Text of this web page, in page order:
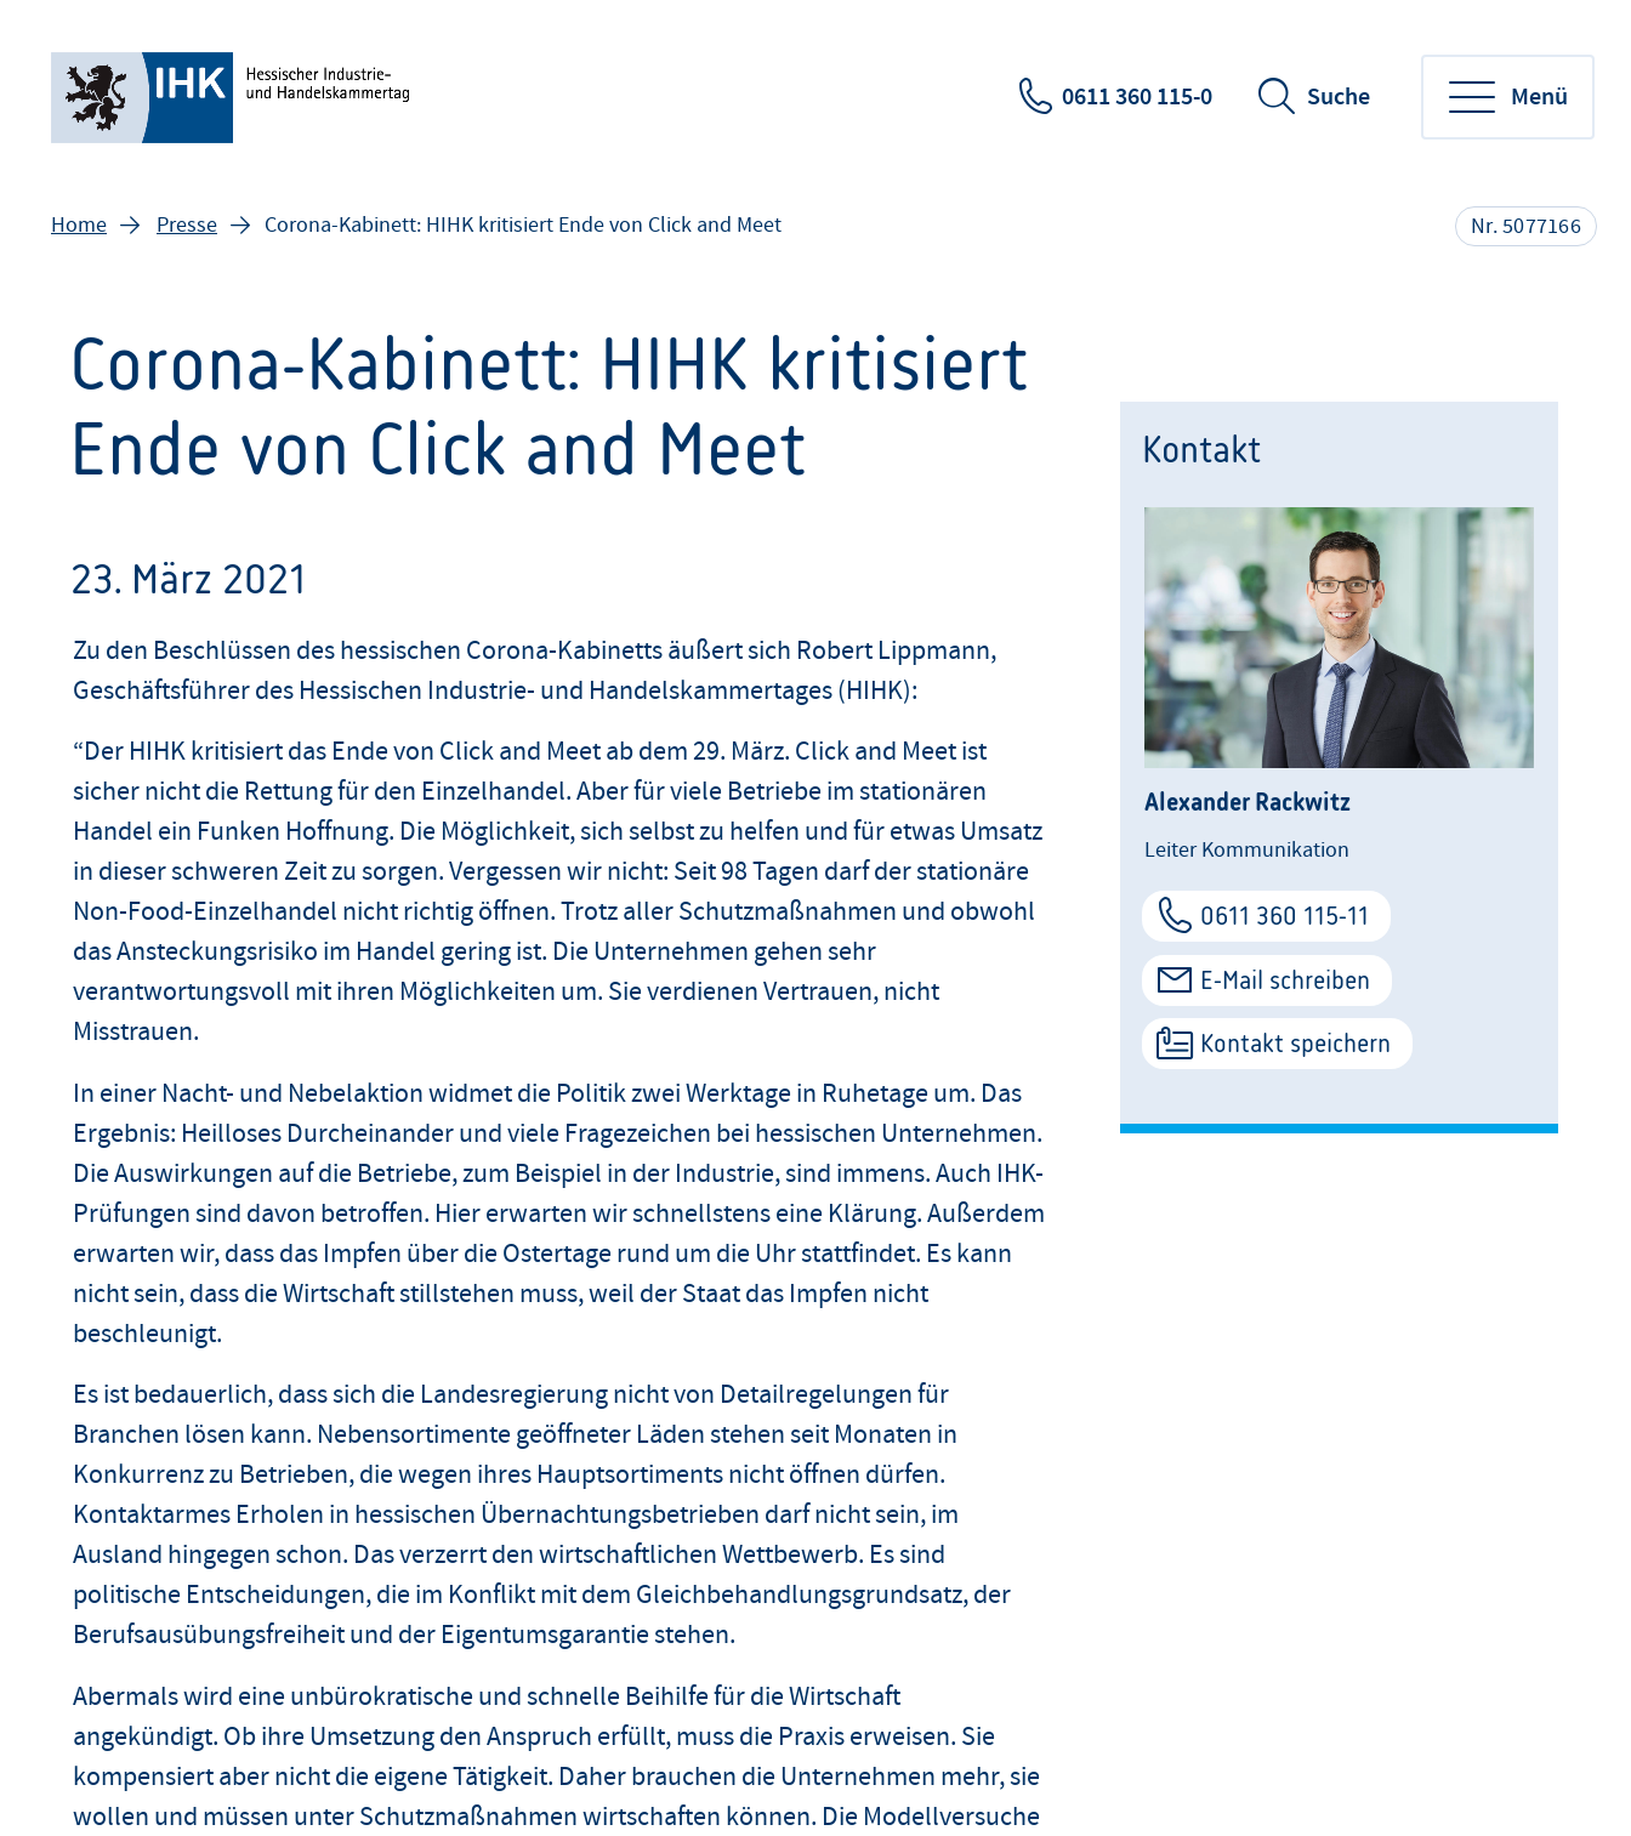
0611 360 115-0 Suche Menü
Home Presse Corona-Kabinett: HIHK kritisiert Ende von Click and Meet Nr. 5077166
Corona-Kabinett: HIHK kritisiert
Ende von Click and Meet
23. März 2021
Zu den Beschlüssen des hessischen Corona-Kabinetts äußert sich Robert Lippmann,
Geschäftsführer des Hessischen Industrie- und Handelskammertages (HIHK):
“Der HIHK kritisiert das Ende von Click and Meet ab dem 29. März. Click and Meet ist
sicher nicht die Rettung für den Einzelhandel. Aber für viele Betriebe im stationären
Handel ein Funken Hoffnung. Die Möglichkeit, sich selbst zu helfen und für etwas Umsatz
in dieser schweren Zeit zu sorgen. Vergessen wir nicht: Seit 98 Tagen darf der stationäre
Non-Food-Einzelhandel nicht richtig öffnen. Trotz aller Schutzmaßnahmen und obwohl
das Ansteckungsrisiko im Handel gering ist. Die Unternehmen gehen sehr
verantwortungsvoll mit ihren Möglichkeiten um. Sie verdienen Vertrauen, nicht
Misstrauen.
In einer Nacht- und Nebelaktion widmet die Politik zwei Werktage in Ruhetage um. Das
Ergebnis: Heilloses Durcheinander und viele Fragezeichen bei hessischen Unternehmen.
Die Auswirkungen auf die Betriebe, zum Beispiel in der Industrie, sind immens. Auch IHK-
Prüfungen sind davon betroffen. Hier erwarten wir schnellstens eine Klärung. Außerdem
erwarten wir, dass das Impfen über die Ostertage rund um die Uhr stattfindet. Es kann
nicht sein, dass die Wirtschaft stillstehen muss, weil der Staat das Impfen nicht
beschleunigt.
Es ist bedauerlich, dass sich die Landesregierung nicht von Detailregelungen für
Branchen lösen kann. Nebensortimente geöffneter Läden stehen seit Monaten in
Konkurrenz zu Betrieben, die wegen ihres Hauptsortiments nicht öffnen dürfen.
Kontaktarmes Erholen in hessischen Übernachtungsbetrieben darf nicht sein, im
Ausland hingegen schon. Das verzerrt den wirtschaftlichen Wettbewerb. Es sind
politische Entscheidungen, die im Konflikt mit dem Gleichbehandlungsgrundsatz, der
Berufsausübungsfreiheit und der Eigentumsgarantie stehen.
Abermals wird eine unbürokratische und schnelle Beihilfe für die Wirtschaft
angekündigt. Ob ihre Umsetzung den Anspruch erfüllt, muss die Praxis erweisen. Sie
kompensiert aber nicht die eigene Tätigkeit. Daher brauchen die Unternehmen mehr, sie
wollen und müssen unter Schutzmaßnahmen wirtschaften können. Die Modellversuche
Kontakt
Alexander Rackwitz
Leiter Kommunikation
0611 360 115-11
E-Mail schreiben
Kontakt speichern